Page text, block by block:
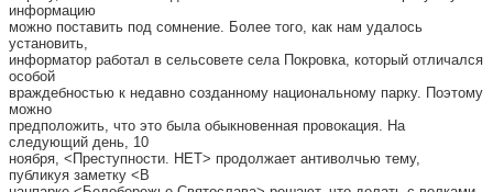
информацию
можно поставить под сомнение. Более того, как нам удалось
установить,
информатор работал в сельсовете села Покровка, который отличался
особой
враждебностью к недавно созданному национальному парку. Поэтому
можно
предположить, что это была обыкновенная провокация. На
следующий день, 10
ноября, <Преступности. НЕТ> продолжает антиволчью тему,
публикуя заметку <В